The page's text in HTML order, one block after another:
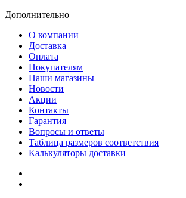
Дополнительно
О компании
Доставка
Оплата
Покупателям
Наши магазины
Новости
Акции
Контакты
Гарантия
Вопросы и ответы
Таблица размеров соответствия
Калькуляторы доставки